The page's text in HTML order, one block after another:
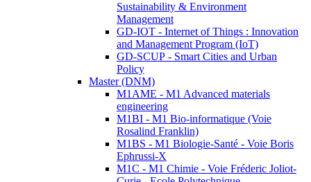
Sustainability & Environment
Management
GD-IOT - Internet of Things : Innovation
and Management Program (IoT)
GD-SCUP - Smart Cities and Urban
Policy
Master (DNM)
M1AME - M1 Advanced materials
engineering
M1BI - M1 Bio-informatique (Voie
Rosalind Franklin)
M1BS - M1 Biologie-Santé - Voie Boris
Ephrussi-X
M1C - M1 Chimie - Voie Fréderic Joliot-